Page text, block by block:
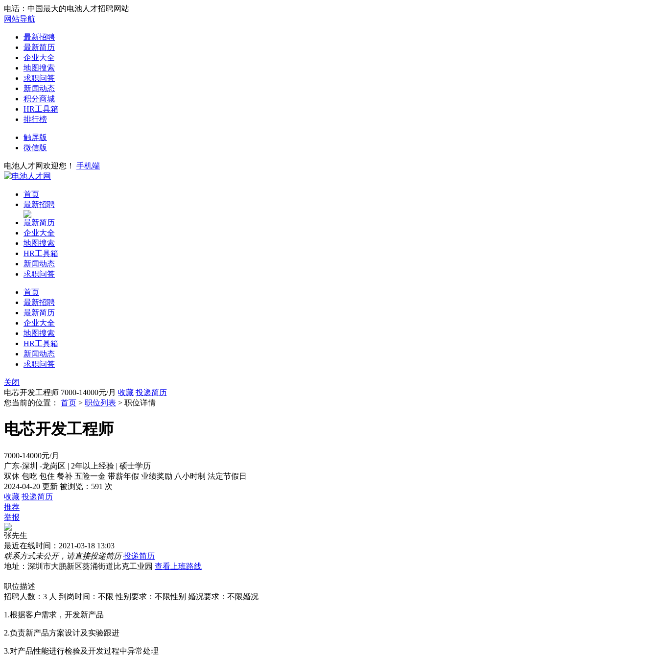
电话：中国最大的电池人才招聘网站
网站导航
最新招聘
最新简历
企业大全
地图搜索
求职问答
新闻动态
积分商城
HR工具箱
排行榜
触屏版
微信版
电池人才网欢迎您！ 手机端
首页
最新招聘
最新简历
企业大全
地图搜索
HR工具箱
新闻动态
求职问答
首页
最新招聘
最新简历
企业大全
地图搜索
HR工具箱
新闻动态
求职问答
关闭
电芯开发工程师 7000-14000元/月 收藏 投递简历
您当前的位置： 首页 > 职位列表 > 职位详情
电芯开发工程师
7000-14000元/月
广东-深圳 -龙岗区 | 2年以上经验 | 硕士学历
双休 包吃 包住 餐补 五险一金 带薪年假 业绩奖励 八小时制 法定节假日
2024-04-20 更新 被浏览： 591 次
收藏 投递简历
推荐
举报
张先生
最近在线时间：2021-03-18 13:03
联系方式未公开，请直接投递简历 投递简历
地址：深圳市大鹏新区葵涌街道比克工业园 查看上班路线
职位描述
招聘人数：3 人 到岗时间：不限 性别要求：不限性别 婚况要求：不限婚况
1.根据客户需求，开发新产品
2.负责新产品方案设计及实验跟进
3.对产品性能进行检验及开发过程中异常处理